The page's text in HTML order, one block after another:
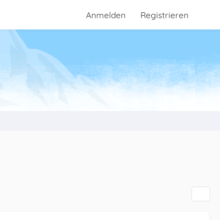
Anmelden Registrieren